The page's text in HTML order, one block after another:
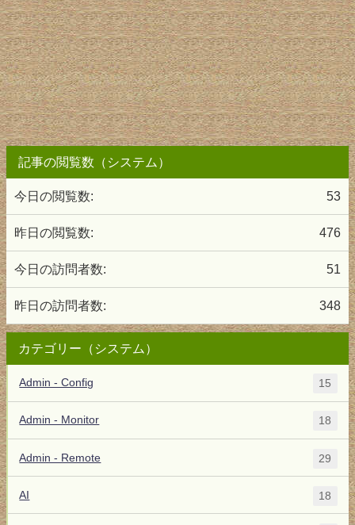
記事の閲覧数（システム）
53
今日の閲覧数:
476
昨日の閲覧数:
51
今日の訪問者数:
348
昨日の訪問者数:
カテゴリー（システム）
Admin - Config 15
Admin - Monitor 18
Admin - Remote 29
AI 18